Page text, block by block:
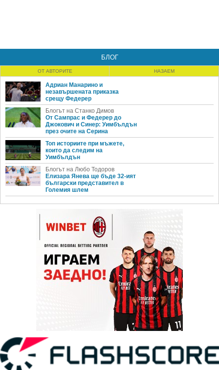
БЛОГ
ОТ АВТОРИТЕ НАЗАЕМ
Адриан Манарино и
незавършената приказка
срещу Федерер
Блогът на Станко Димов
От Сампрас и Федерер до
Джокович и Синер: Уимбълдън
през очите на Серина
Топ историите при мъжете,
които да следим на
Уимбълдън
Блогът на Любо Тодоров
Елизара Янева ще бъде 32-ият
български представител в
Големия шлем